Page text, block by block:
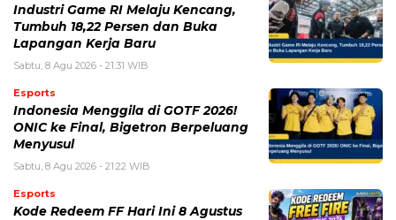
Industri Game RI Melaju Kencang,
Tumbuh 18,22 Persen dan Buka
Lapangan Kerja Baru
Sabtu, 8 Agu 2026 - 21:31 WIB
Esports
Indonesia Menggila di GOTF 2026!
ONIC ke Final, Bigetron Berpeluang
Menyusul
Sabtu, 8 Agu 2026 - 21:22 WIB
Esports
Kode Redeem FF Hari Ini 8 Agustus